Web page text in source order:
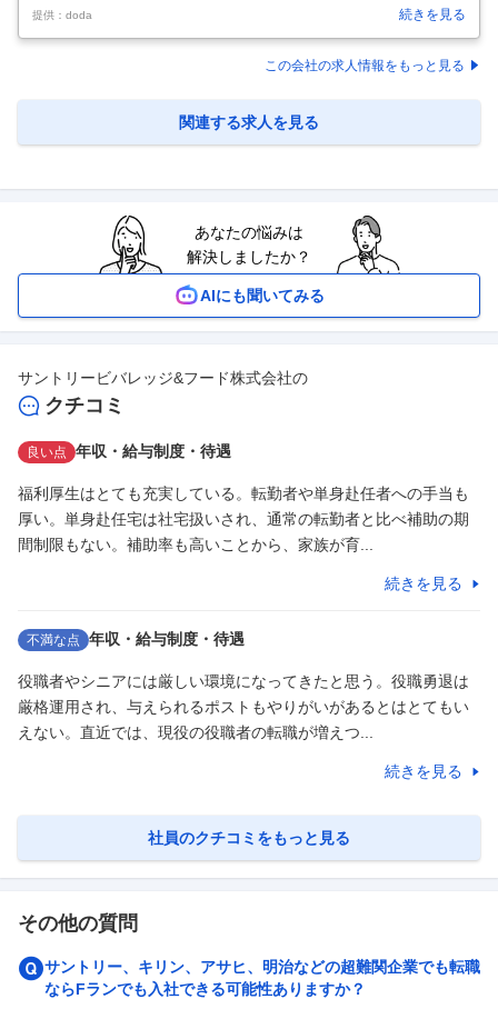
内容】 【滋賀】新製品における製造方法・製造条件の検討～設備導入・
品質の維持管理 ※パッケージング工程 【具体的な仕事内容】 【プライ
ム上場／KIRINグループ／食から医・ヘルスサイエンス領域へ多角的に
事業展開／充実した福利厚生でワークライフバランスが叶う環境】 ■募
向けて生産部門の採用を強化しています。 キリンビールのパッケージン
グ部門の技術職として、パッケージング工程の安定稼働や品質改善、新
提供：doda 続きを見る
この会社の求人情報をもっと見る
関連する求人を見る
あなたの悩みは
解決しましたか？
AIにも聞いてみる
サントリービバレッジ&フード株式会社の
クチコミ
良い点 年収・給与制度・待遇
福利厚生はとても充実している。転勤者や単身赴任者への手当も
厚い。単身赴任宅は社宅扱いされ、通常の転勤者と比べ補助の期
間制限もない。補助率も高いことから、家族が育...
続きを見る
不満な点 年収・給与制度・待遇
役職者やシニアには厳しい環境になってきたと思う。役職勇退は
厳格運用され、与えられるポストもやりがいがあるとはとてもい
えない。直近では、現役の役職者の転職が増えつ...
続きを見る
社員のクチコミをもっと見る
その他の質問
サントリー、キリン、アサヒ、明治などの超難関企業でも転職
ならFランでも入社できる可能性ありますか？